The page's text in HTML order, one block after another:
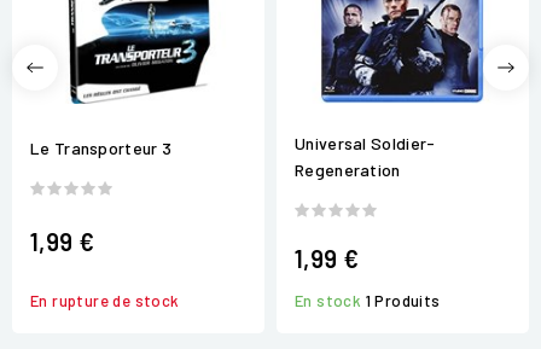
Le Transporteur 3
1,99 €
En rupture de stock
Universal Soldier-
Regeneration
1,99 €
En stock 1 Produits